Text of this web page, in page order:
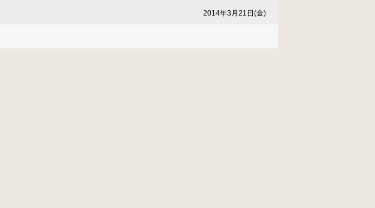
2014年3月21日(金)